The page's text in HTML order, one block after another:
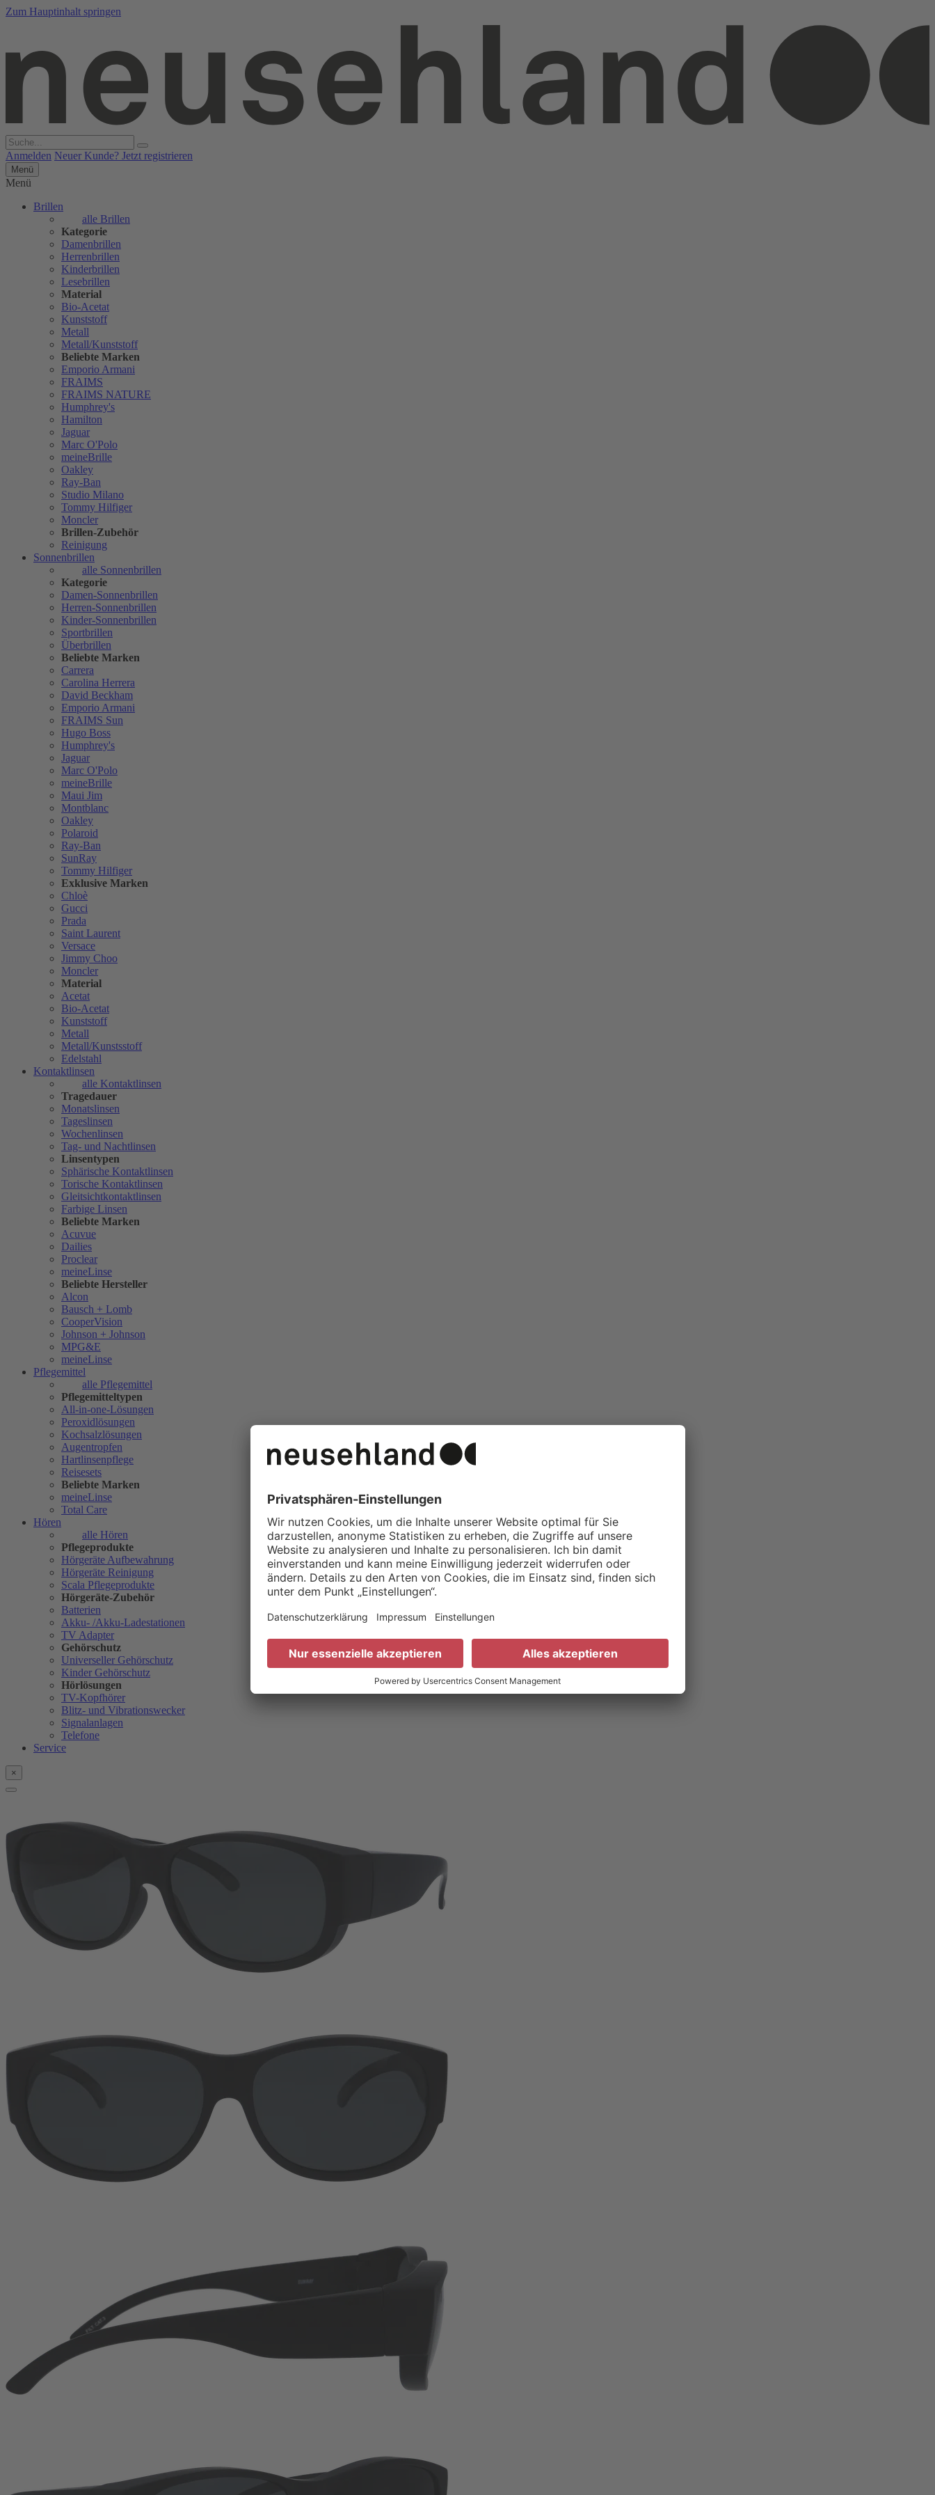
Zum Hauptinhalt springen
Anmelden Neuer Kunde? Jetzt registrieren
Menü
Menü
Brillen
alle Brillen
Kategorie
Damenbrillen
Herrenbrillen
Kinderbrillen
Lesebrillen
Material
Bio-Acetat
Kunststoff
Metall
Metall/Kunststoff
Beliebte Marken
Emporio Armani
FRAIMS
FRAIMS NATURE
Humphrey's
Hamilton
Jaguar
Marc O'Polo
meineBrille
Oakley
Ray-Ban
Studio Milano
Tommy Hilfiger
Moncler
Brillen-Zubehör
Reinigung
Sonnenbrillen
alle Sonnenbrillen
Kategorie
Damen-Sonnenbrillen
Herren-Sonnenbrillen
Kinder-Sonnenbrillen
Sportbrillen
Überbrillen
Beliebte Marken
Carrera
Carolina Herrera
David Beckham
Emporio Armani
FRAIMS Sun
Hugo Boss
Humphrey's
Jaguar
Marc O'Polo
meineBrille
Maui Jim
Montblanc
Oakley
Polaroid
Ray-Ban
SunRay
Tommy Hilfiger
Exklusive Marken
Chloè
Gucci
Prada
Saint Laurent
Versace
Jimmy Choo
Moncler
Material
Acetat
Bio-Acetat
Kunststoff
Metall
Metall/Kunstsstoff
Edelstahl
Kontaktlinsen
alle Kontaktlinsen
Tragedauer
Monatslinsen
Tageslinsen
Wochenlinsen
Tag- und Nachtlinsen
Linsentypen
Sphärische Kontaktlinsen
Torische Kontaktlinsen
Gleitsichtkontaktlinsen
Farbige Linsen
Beliebte Marken
Acuvue
Dailies
Proclear
meineLinse
Beliebte Hersteller
Alcon
Bausch + Lomb
CooperVision
Johnson + Johnson
MPG&E
meineLinse
Pflegemittel
alle Pflegemittel
Pflegemitteltypen
All-in-one-Lösungen
Peroxidlösungen
Kochsalzlösungen
Augentropfen
Hartlinsenpflege
Reisesets
Beliebte Marken
meineLinse
Total Care
Hören
alle Hören
Pflegeprodukte
Hörgeräte Aufbewahrung
Hörgeräte Reinigung
Scala Pflegeprodukte
Hörgeräte-Zubehör
Batterien
Akku- /Akku-Ladestationen
TV Adapter
Gehörschutz
Universeller Gehörschutz
Kinder Gehörschutz
Hörlösungen
TV-Kopfhörer
Blitz- und Vibrationswecker
Signalanlagen
Telefone
Service
×